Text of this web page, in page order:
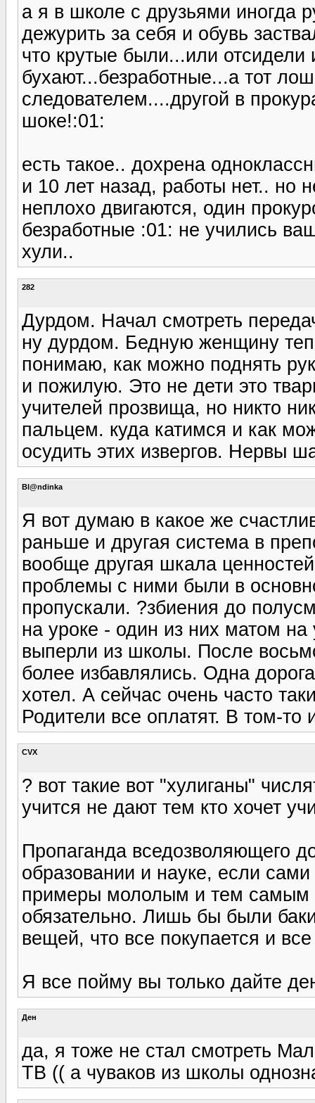
а я в школе с друзьями иногда
дежурить за себя и обувь
что крутые были...или отсидели
бухают...безработные...а тот
следователем....другой в
шоке!:01:
есть такое.. дохрена
и 10 лет назад, работы нет.. но
неплохо двигаются, один
безработные :01: не учились
хули..
282
Дурдом. Начал смотреть
ну дурдом. Бедную женщину
понимаю, как можно поднять
и пожилую. Это не дети это
учителей прозвища, но никто
пальцем. куда катимся и как
осудить этих извергов. Нервы
Bl@ndinka
Я вот думаю в какое же
раньше и другая система в
вообще другая шкала
проблемы с ними были в
пропускали. ?збиения до
на уроке - один из них матом
выперли из школы. После
более избавлялись. Одна
хотел. А сейчас очень часто
Родители все оплатят. В том-
CVX
? вот такие вот "хулиганы"
учится не дают тем кто хочет
Пропаганда вседозволяющего
образовании и науке, если
примеры мололым и тем самым
обязательно. Лишь бы были
вещей, что все покупается и
Я все пойму вы только дайте
Ден
да, я тоже не стал смотреть
ТВ (( а чуваков из школы